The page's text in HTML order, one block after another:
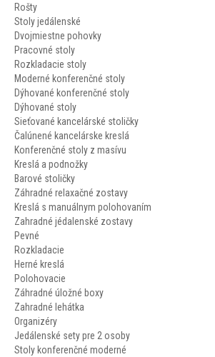
Rošty
Stoly jedálenské
Dvojmiestne pohovky
Pracovné stoly
Rozkladacie stoly
Moderné konferenčné stoly
Dýhované konferenčné stoly
Dýhované stoly
Sieťované kancelárské stoličky
Čalúnené kancelárske kreslá
Konferenčné stoly z masívu
Kreslá a podnožky
Barové stoličky
Záhradné relaxačné zostavy
Kreslá s manuálnym polohovaním
Zahradné jédalenské zostavy
Pevné
Rozkladacie
Herné kreslá
Polohovacie
Záhradné úložné boxy
Zahradné lehátka
Organizéry
Jedálenské sety pre 2 osoby
Stoly konferenčné moderné